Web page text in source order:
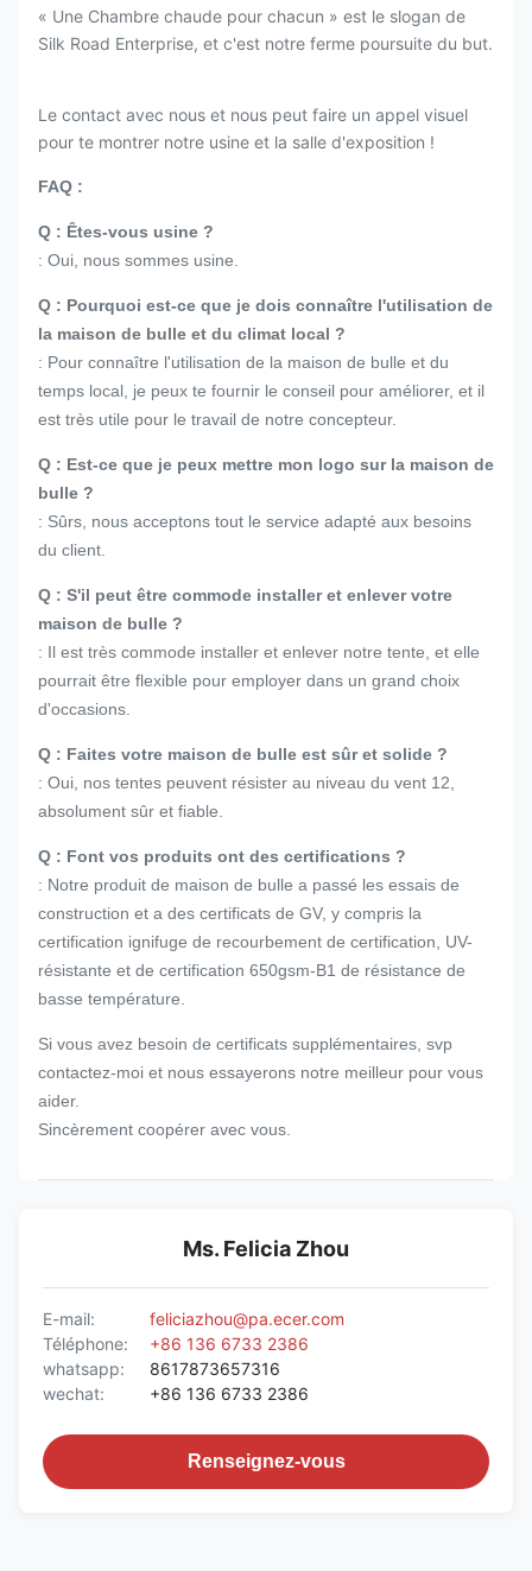
« Une Chambre chaude pour chacun » est le slogan de
Silk Road Enterprise, et c'est notre ferme poursuite du but.
Le contact avec nous et nous peut faire un appel visuel
pour te montrer notre usine et la salle d'exposition !
FAQ :
Q : Êtes-vous usine ?
: Oui, nous sommes usine.
Q : Pourquoi est-ce que je dois connaître l'utilisation de
la maison de bulle et du climat local ?
: Pour connaître l'utilisation de la maison de bulle et du
temps local, je peux te fournir le conseil pour améliorer, et il
est très utile pour le travail de notre concepteur.
Q : Est-ce que je peux mettre mon logo sur la maison de
bulle ?
: Sûrs, nous acceptons tout le service adapté aux besoins
du client.
Q : S'il peut être commode installer et enlever votre
maison de bulle ?
: Il est très commode installer et enlever notre tente, et elle
pourrait être flexible pour employer dans un grand choix
d'occasions.
Q : Faites votre maison de bulle est sûr et solide ?
: Oui, nos tentes peuvent résister au niveau du vent 12,
absolument sûr et fiable.
Q : Font vos produits ont des certifications ?
: Notre produit de maison de bulle a passé les essais de
construction et a des certificats de GV, y compris la
certification ignifuge de recourbement de certification, UV-
résistante et de certification 650gsm-B1 de résistance de
basse température.
Si vous avez besoin de certificats supplémentaires, svp
contactez-moi et nous essayerons notre meilleur pour vous
aider.
Sincèrement coopérer avec vous.
Ms. Felicia Zhou
E-mail:
feliciazhou@pa.ecer.com
Téléphone:
+86 136 6733 2386
whatsapp:
8617873657316
wechat:
+86 136 6733 2386
Renseignez-vous